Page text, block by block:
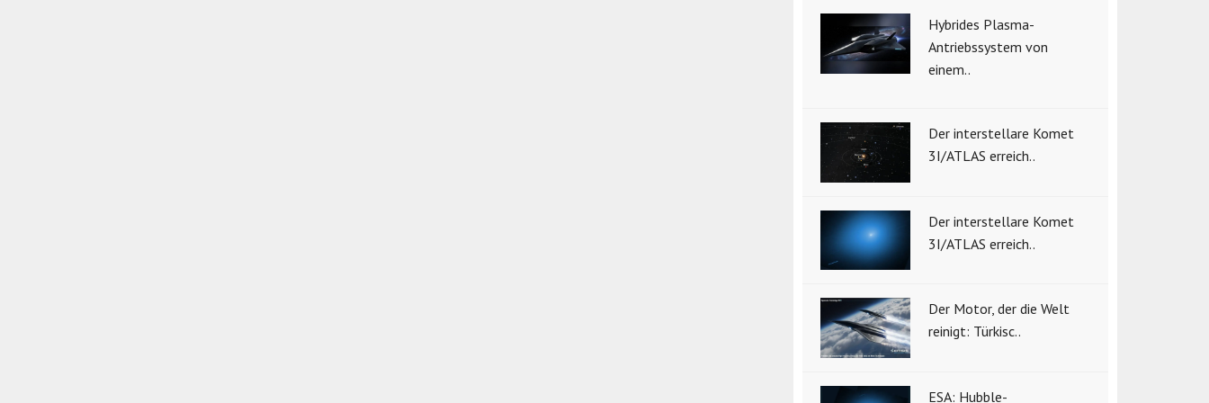
Hybrides Plasma-
Antriebssystem von
einem..
Der interstellare Komet
3I/ATLAS erreich..
Der interstellare Komet
3I/ATLAS erreich..
Der Motor, der die Welt
reinigt: Türkisc..
ESA: Hubble-